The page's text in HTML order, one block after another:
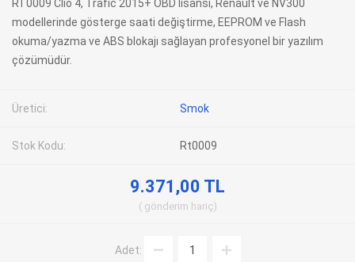
RT0009 Clio 4, Trafic 2015+ OBD lisansı, Renault ve NV300
modellerinde gösterge saati değiştirme, EEPROM ve Flash
okuma/yazma ve ABS blokajı sağlayan profesyonel bir yazılım
çözümüdür.
Üretici: Smok
Stok Kodu: Rt0009
9.371,00 TL
gönderim hariç
Adet: